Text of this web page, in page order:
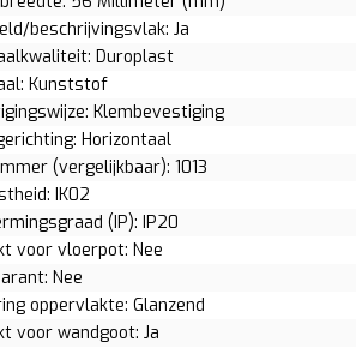
beschrijvingsvlak: Ja
Duroplast
Kunststof
Klembevestiging
Horizontaal
(vergelijkbaar): 1013
IK02
(IP): IP20
voor vloerpot: Nee
Nee
oppervlakte: Glanzend
voor wandgoot: Ja